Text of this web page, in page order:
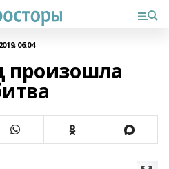
06:04
произошла